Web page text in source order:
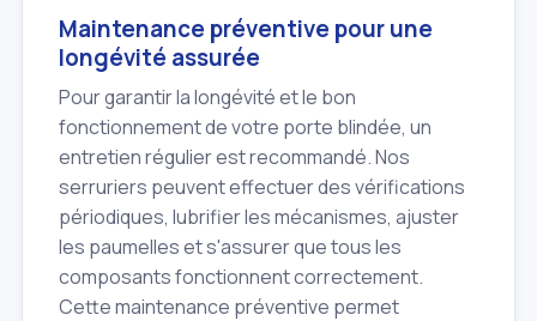
Maintenance préventive pour une
longévité assurée
Pour garantir la longévité et le bon
fonctionnement de votre porte blindée, un
entretien régulier est recommandé. Nos
serruriers peuvent effectuer des vérifications
périodiques, lubrifier les mécanismes, ajuster
les paumelles et s'assurer que tous les
composants fonctionnent correctement.
Cette maintenance préventive permet